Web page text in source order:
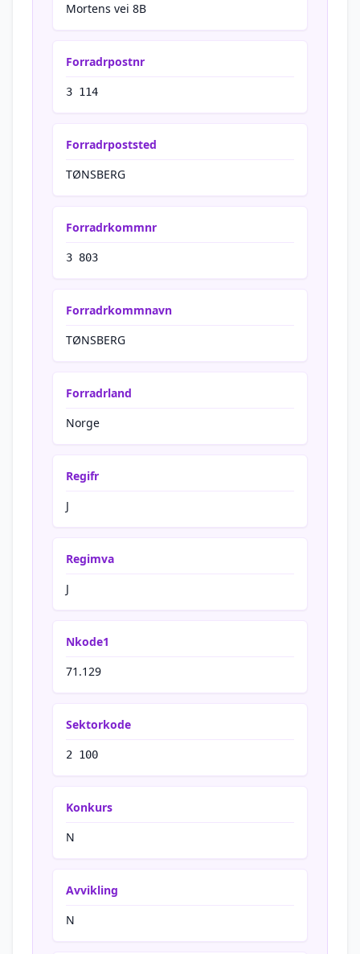
Mortens vei 8B
Forradrpostnr
3 114
Forradrpoststed
TØNSBERG
Forradrkommnr
3 803
Forradrkommnavn
TØNSBERG
Forradrland
Norge
Regifr
J
Regimva
J
Nkode1
71.129
Sektorkode
2 100
Konkurs
N
Avvikling
N